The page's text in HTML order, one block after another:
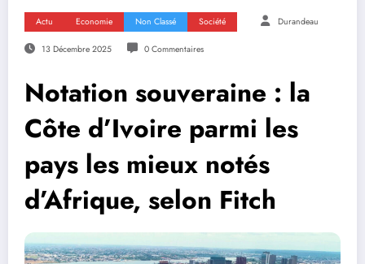
Actu Economie Non Classé Société Durandeau
13 Décembre 2025 0 Commentaires
Notation souveraine : la
Côte d’Ivoire parmi les
pays les mieux notés
d’Afrique, selon Fitch